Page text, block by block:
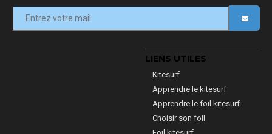
LIENS UTILES
Kitesurf
Apprendre le kitesurf
Apprendre le foil kitesurf
Choisir son foil